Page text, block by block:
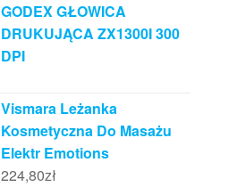
GODEX GŁOWICA
DRUKUJĄCA ZX1300I 300
DPI
Vismara Leżanka
Kosmetyczna Do Masażu
Elektr Emotions
224,80zł